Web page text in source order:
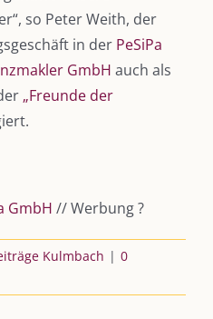
so Peter Weith, der
in der PeSiPa
GmbH auch als
„Freunde der
GmbH // Werbung?
Kulmbach | 0
– für jeden Anlass